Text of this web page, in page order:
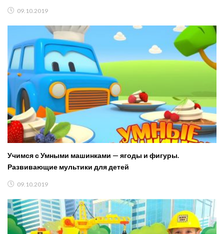
09.10.2019
Учимся с Умными машинками — ягоды и фигуры.
Развивающие мультики для детей
09.10.2019